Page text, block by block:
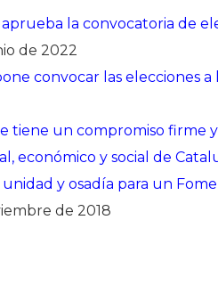
la convocatoria de
de 2022
convocar las elecciones
tiene un compromiso firme
económico y social de
y osadía para un
de 2018